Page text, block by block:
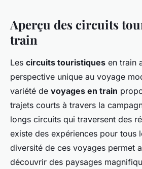
Embarquez pour
touristique à bord
Louna•22 mars 2025•5 min de
Aperçu des circuits
train
Les circuits touristiques en train
perspective unique au voyage
variété de voyages en train
trajets courts à travers la
longs circuits qui traversent des
existe des expériences pour tous
diversité de ces voyages permet
découvrir des paysages